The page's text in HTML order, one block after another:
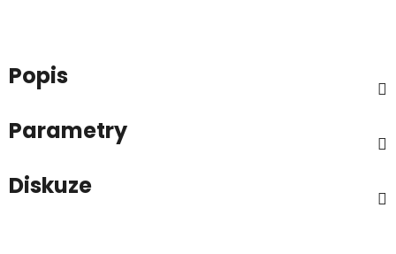
Popis
Parametry
Diskuze